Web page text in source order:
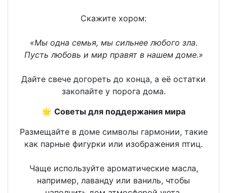
Скажите хором:
«Мы одна семья, мы сильнее любого зла.
Пусть любовь и мир правят в нашем доме.»
Дайте свече догореть до конца, а её остатки
закопайте у порога дома.
🌟 Советы для поддержания мира
Размещайте в доме символы гармонии, такие
как парные фигурки или изображения птиц.
Чаще используйте ароматические масла,
например, лаванду или ваниль, чтобы